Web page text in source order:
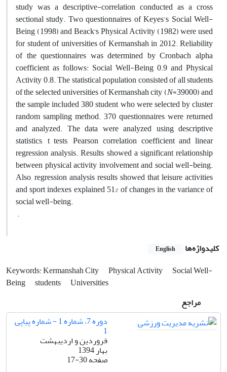
study was a descriptive-correlation conducted as a cross
sectional study. Two questionnaires of Keyes's Social Well-
Being (1998) and Beack‘s Physical Activity (1982) were used
for student of universities of Kermanshah in 2012. Reliability
of the questionnaires was determined by Cronbach alpha
coefficient as follows: Social Well-Being 0.9 and Physical
Activity 0.8. The statistical population consisted of all students
of the selected universities of Kermanshah city (N=39000) and
the sample included 380 student who were selected by cluster
random sampling method. 370 questionnaires were returned
and analyzed. The data were analyzed using descriptive
statistics, t tests, Pearson correlation coefficient and linear
regression analysis. Results showed a significant relationship
between physical activity involvement and social well-being.
Also, regression analysis results showed that leisure activities
and sport indexes explained 51% of changes in the variance of
social well-being.
.
کلیدواژه‌ها English
Keywords: Kermanshah City Physical Activity
Social Well-
Being
students
Universities
مراجع
دوره 7، شماره 1 - شماره پیاپی
1
فروردین و اردیبهشت
بهار 1394
صفحه17-30